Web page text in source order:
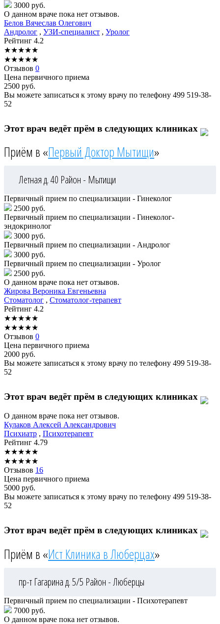
3000 руб.
О данном враче пока нет отзывов.
Белов Вячеслав Олегович
Андролог , УЗИ-специалист , Уролог
Рейтинг 4.2
★★★★★
★★★★★
Отзывов 0
Цена первичного приема
2500 руб.
Вы можете записаться к этому врачу по телефону 499 519-38-
52
Этот врач ведёт прём в следующих клиниках
Приём в «Первый Доктор Мытищи»
Летная д. 40 Район - Мытищи
Первичный прием по специализации - Гинеколог
2500 руб.
Первичный прием по специализации - Гинеколог-
эндокринолог
3000 руб.
Первичный прием по специализации - Андролог
3000 руб.
Первичный прием по специализации - Уролог
2500 руб.
О данном враче пока нет отзывов.
Жирова Вероника Евгеньевна
Стоматолог , Стоматолог-терапевт
Рейтинг 4.2
★★★★★
★★★★★
Отзывов 0
Цена первичного приема
2000 руб.
Вы можете записаться к этому врачу по телефону 499 519-38-
52
Этот врач ведёт прём в следующих клиниках
О данном враче пока нет отзывов.
Кулаков Алексей Александрович
Психиатр , Психотерапевт
Рейтинг 4.79
★★★★★
★★★★★
Отзывов 16
Цена первичного приема
5000 руб.
Вы можете записаться к этому врачу по телефону 499 519-38-
52
Этот врач ведёт прём в следующих клиниках
Приём в «Ист Клиника в Люберцах»
пр-т Гагарина д. 5/5 Район - Люберцы
Первичный прием по специализации - Психотерапевт
7000 руб.
О данном враче пока нет отзывов.